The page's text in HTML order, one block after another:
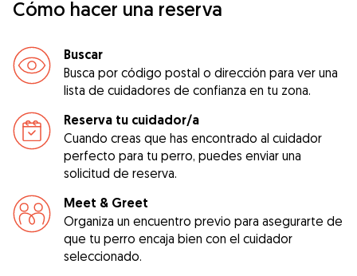
Cómo hacer una reserva
Buscar
Busca por código postal o dirección para ver una
lista de cuidadores de confianza en tu zona.
Reserva tu cuidador/a
Cuando creas que has encontrado al cuidador
perfecto para tu perro, puedes enviar una
solicitud de reserva.
Meet & Greet
Organiza un encuentro previo para asegurarte de
que tu perro encaja bien con el cuidador
seleccionado.